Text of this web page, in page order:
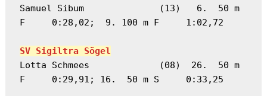
Samuel Sibum              (13)   6.  50 m
F     0:28,02;  9. 100 m F     1:02,72
SV Sigiltra Sögel
Lotta Schmees             (08)  26.  50 m
F     0:29,91; 16.  50 m S     0:33,25